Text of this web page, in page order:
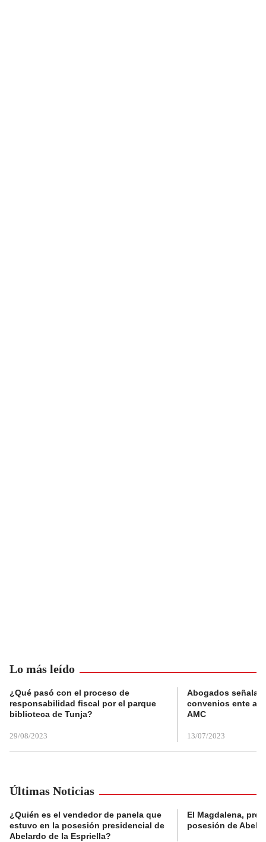
Lo más leído
¿Qué pasó con el proceso de
responsabilidad fiscal por el parque
biblioteca de Tunja?
29/08/2023
Abogados
convenios ente
AMC
13/07/2023
Últimas Noticias
¿Quién es el vendedor de panela que
estuvo en la posesión presidencial de
Abelardo de la Espriella?
El Magdalena,
posesión de